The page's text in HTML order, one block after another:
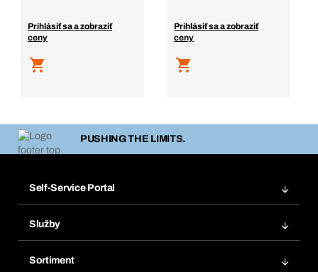
Prihlásiť sa a zobraziť
ceny
Prihlásiť sa a zobraziť
ceny
PUSHING THE LIMITS.
Self-Service Portal
Obľúbené
Služby
Sortiment